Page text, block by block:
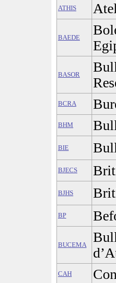
ATHIS
BAEDE
BASOR
BCRA
BHM
BIE
BJECS
BJHS
BP
BUCEMA
CAH